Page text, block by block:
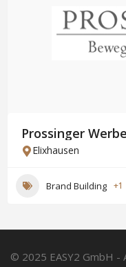
Prossinger
Elixhausen
Brand Building +1
© 2025 EASY2 GmbH -